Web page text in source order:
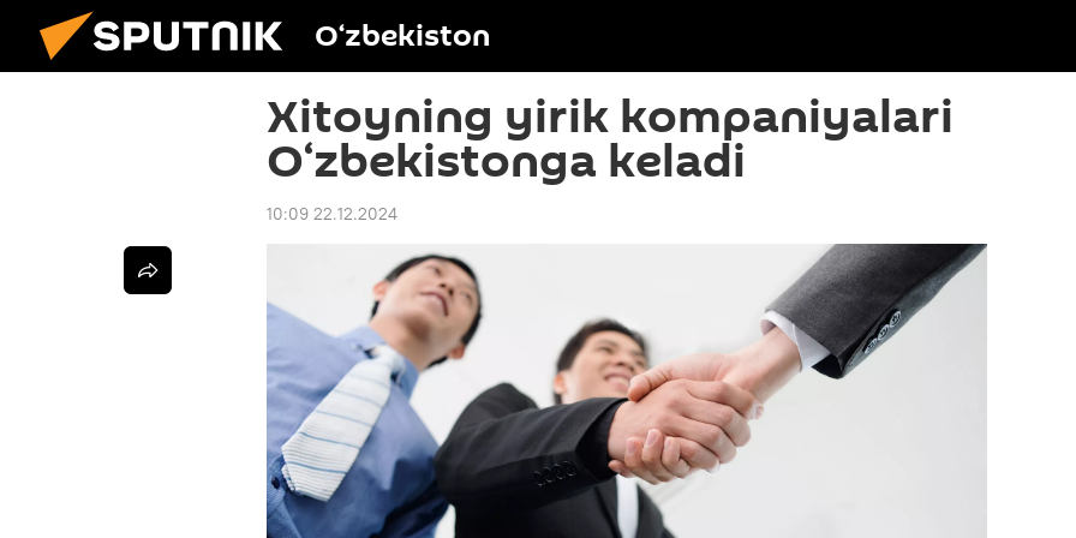
O‘zbekiston
Xitoyning yirik kompaniyalari
O‘zbekistonga keladi
10:09 22.12.2024